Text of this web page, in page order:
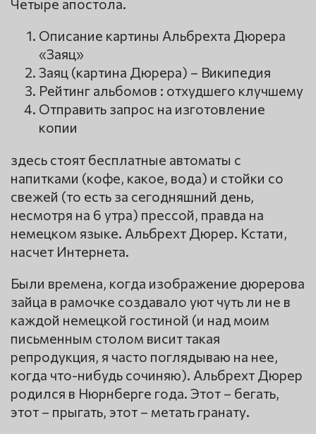
Четыре апостола.
Описание картины Альбрехта Дюрера
«Заяц»
Заяц (картина Дюрера) – Википедия
Рейтинг альбомов : отхудшего клучшему
Отправить запрос на изготовление
копии
здесь стоят бесплатные автоматы с
напитками (кофе, какое, вода) и стойки со
свежей (то есть за сегодняшний день,
несмотря на 6 утра) прессой, правда на
немецком языке. Альбрехт Дюрер. Кстати,
насчет Интернета.
Были времена, когда изображение дюрерова
зайца в рамочке создавало уют чуть ли не в
каждой немецкой гостиной (и над моим
письменным столом висит такая
репродукция, я часто поглядываю на нее,
когда что-нибудь сочиняю). Альбрехт Дюрер
родился в Нюрнберге года. Этот – бегать,
этот – прыгать, этот – метать гранату.